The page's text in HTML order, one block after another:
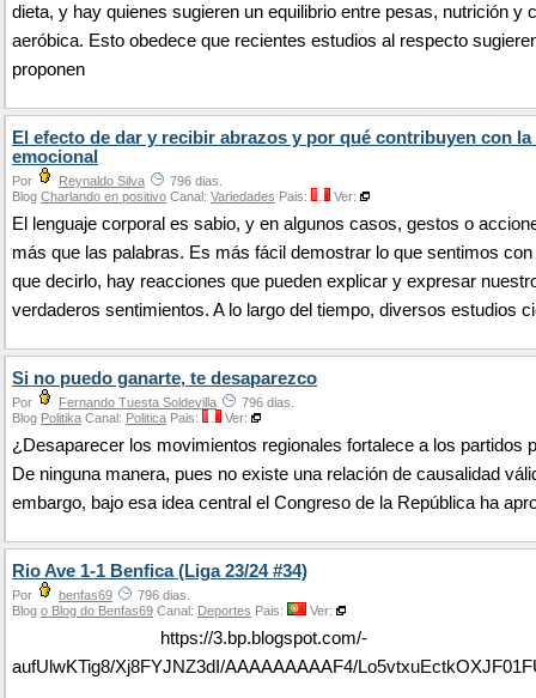
dieta, y hay quienes sugieren un equilibrio entre pesas, nutrición y
aeróbica. Esto obedece que recientes estudios al respecto
proponen
El efecto de dar y recibir abrazos y por qué contribuyen con la
emocional
Por Reynaldo Silva
796 dias.
Blog Charlando en positivo Canal: Variedades Pais: Ver:
El lenguaje corporal es sabio, y en algunos casos, gestos o
más que las palabras. Es más fácil demostrar lo que sentimos
que decirlo, hay reacciones que pueden explicar y expresar
verdaderos sentimientos. A lo largo del tiempo, diversos estudios
Si no puedo ganarte, te desaparezco
Por Fernando Tuesta Soldevilla
796 dias.
Blog Politika Canal: Politica Pais: Ver:
¿Desaparecer los movimientos regionales fortalece a los partidos
De ninguna manera, pues no existe una relación de causalidad
embargo, bajo esa idea central el Congreso de la República ha
Rio Ave 1-1 Benfica (Liga 23/24 #34)
Por benfas69
796 dias.
Blog o Blog do Benfas69 Canal: Deportes Pais: Ver:
https://3.bp.blogspot.com/-
aufUlwKTig8/Xj8FYJNZ3dI/AAAAAAAAAF4/